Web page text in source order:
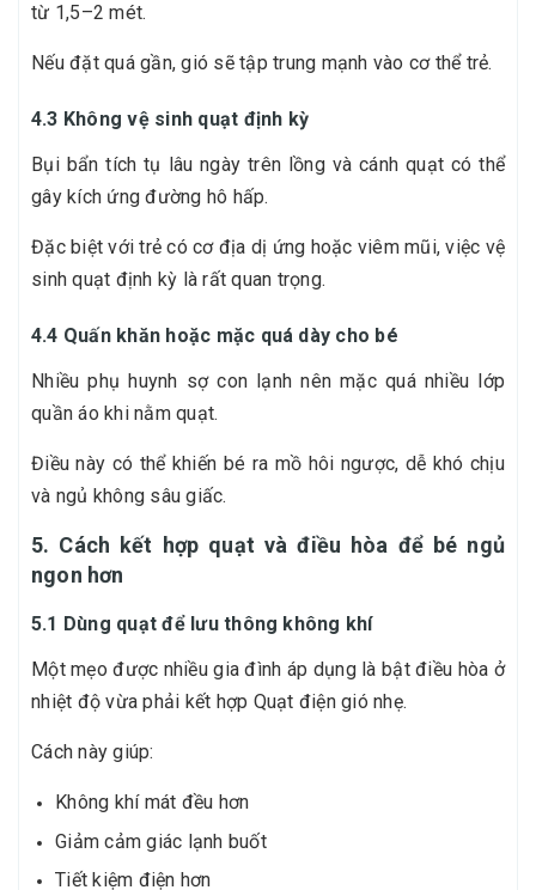
từ 1,5–2 mét.
Nếu đặt quá gần, gió sẽ tập trung mạnh vào cơ thể trẻ.
4.3 Không vệ sinh quạt định kỳ
Bụi bẩn tích tụ lâu ngày trên lồng và cánh quạt có thể
gây kích ứng đường hô hấp.
Đặc biệt với trẻ có cơ địa dị ứng hoặc viêm mũi, việc vệ
sinh quạt định kỳ là rất quan trọng.
4.4 Quấn khăn hoặc mặc quá dày cho bé
Nhiều phụ huynh sợ con lạnh nên mặc quá nhiều lớp
quần áo khi nằm quạt.
Điều này có thể khiến bé ra mồ hôi ngược, dễ khó chịu
và ngủ không sâu giấc.
5. Cách kết hợp quạt và điều hòa để bé ngủ
ngon hơn
5.1 Dùng quạt để lưu thông không khí
Một mẹo được nhiều gia đình áp dụng là bật điều hòa ở
nhiệt độ vừa phải kết hợp Quạt điện gió nhẹ.
Cách này giúp:
Không khí mát đều hơn
Giảm cảm giác lạnh buốt
Tiết kiệm điện hơn